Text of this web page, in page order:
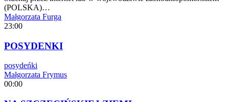
(POLSKA)…
Małgorzata Furga
23:00
POSYDENKI
posydeńki
Małgorzata Frymus
00:00